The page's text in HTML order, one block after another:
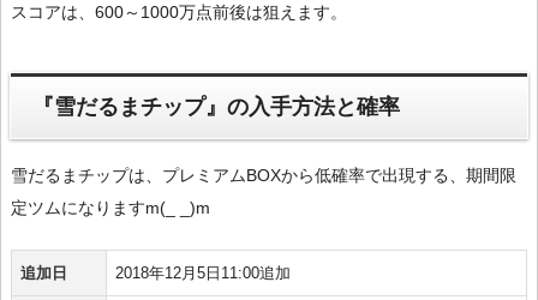
スコアは、600～1000万点前後は狙えます。
『雪だるまチップ』の入手方法と確率
雪だるまチップは、プレミアムBOXから低確率で出現する、期間限
定ツムになりますm(_ _)m
追加日 2018年12月5日11:00追加